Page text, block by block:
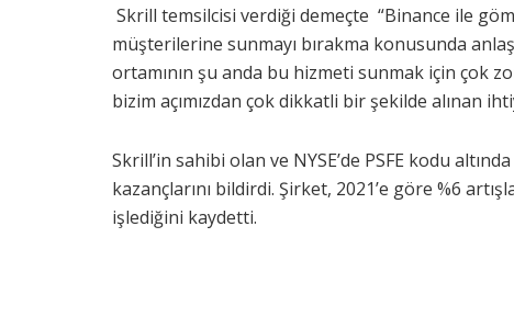
Skrill temsilcisi verdiği demeçte “Binance ile
müşterilerine sunmayı bırakma konusunda
ortamının şu anda bu hizmeti sunmak için çok
bizim açımızdan çok dikkatli bir şekilde alınan
Skrill’in sahibi olan ve NYSE’de PSFE kodu
kazançlarını bildirdi. Şirket, 2021’e göre %6
işlediğini kaydetti.